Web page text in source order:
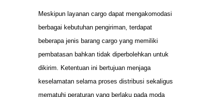
Meskipun layanan cargo dapat mengakomodasi
berbagai kebutuhan pengiriman, terdapat
beberapa jenis barang cargo yang memiliki
pembatasan bahkan tidak diperbolehkan untuk
dikirim. Ketentuan ini bertujuan menjaga
keselamatan selama proses distribusi sekaligus
mematuhi peraturan yang berlaku pada moda